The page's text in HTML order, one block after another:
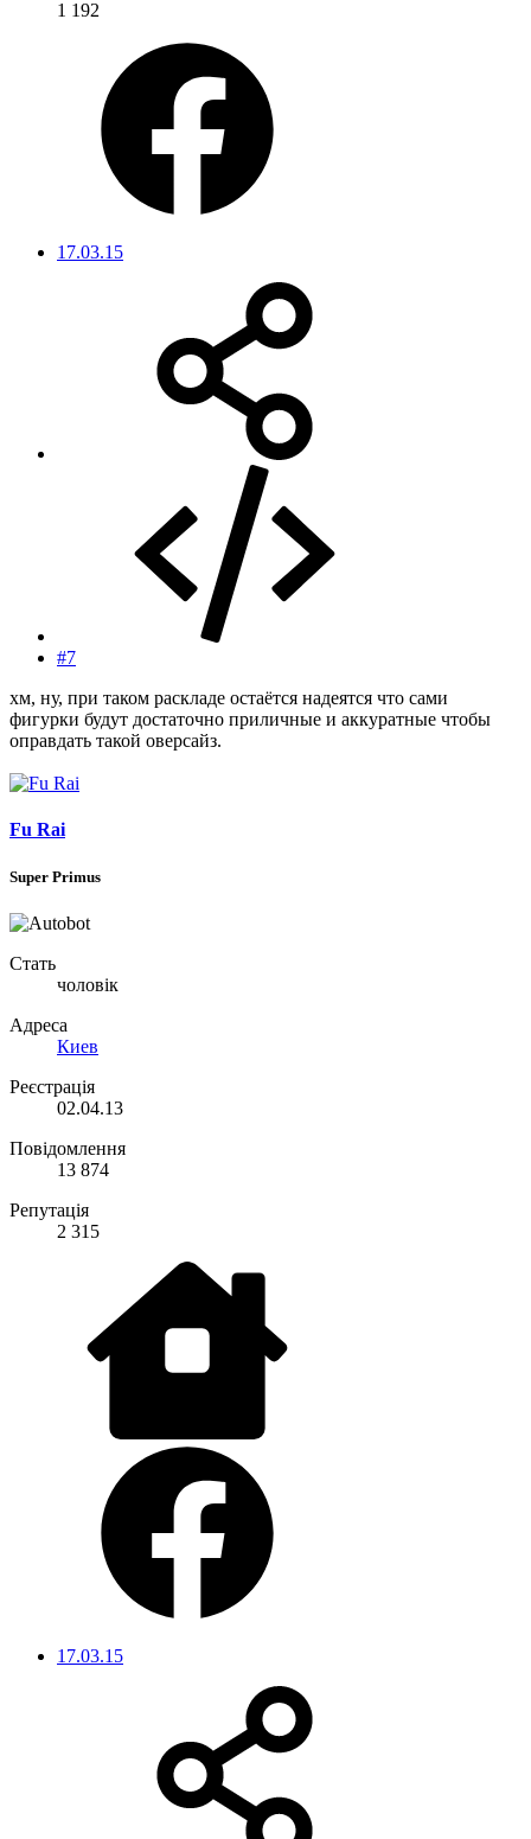
1 192
17.03.15
#7
хм, ну, при таком раскладе остаётся надеятся что сами
фигурки будут достаточно приличные и аккуратные чтобы
оправдать такой оверсайз.
Fu Rai
Super Primus
Стать
чоловік
Адреса
Киев
Реєстрація
02.04.13
Повідомлення
13 874
Репутація
2 315
17.03.15